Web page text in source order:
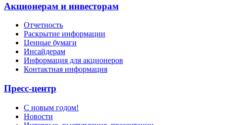
Акционерам и инвесторам
Отчетность
Раскрытие информации
Ценные бумаги
Инсайдерам
Информация для акционеров
Контактная информация
Пресс-центр
С новым годом!
Новости